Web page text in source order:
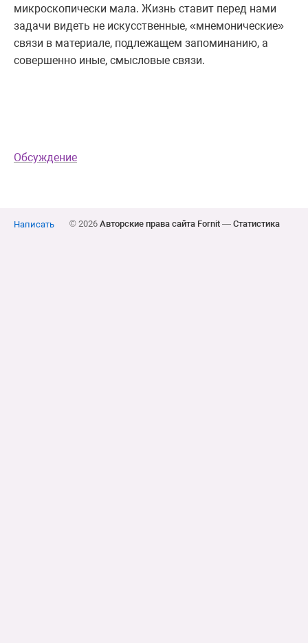
микроскопически мала. Жизнь ставит перед нами
задачи видеть не искусственные, «мнемонические»
связи в материале, подлежащем запоминанию, а
совершенно иные, смысловые связи.
Обсуждение
Написать © 2026 Авторские права сайта Fornit— Статистика